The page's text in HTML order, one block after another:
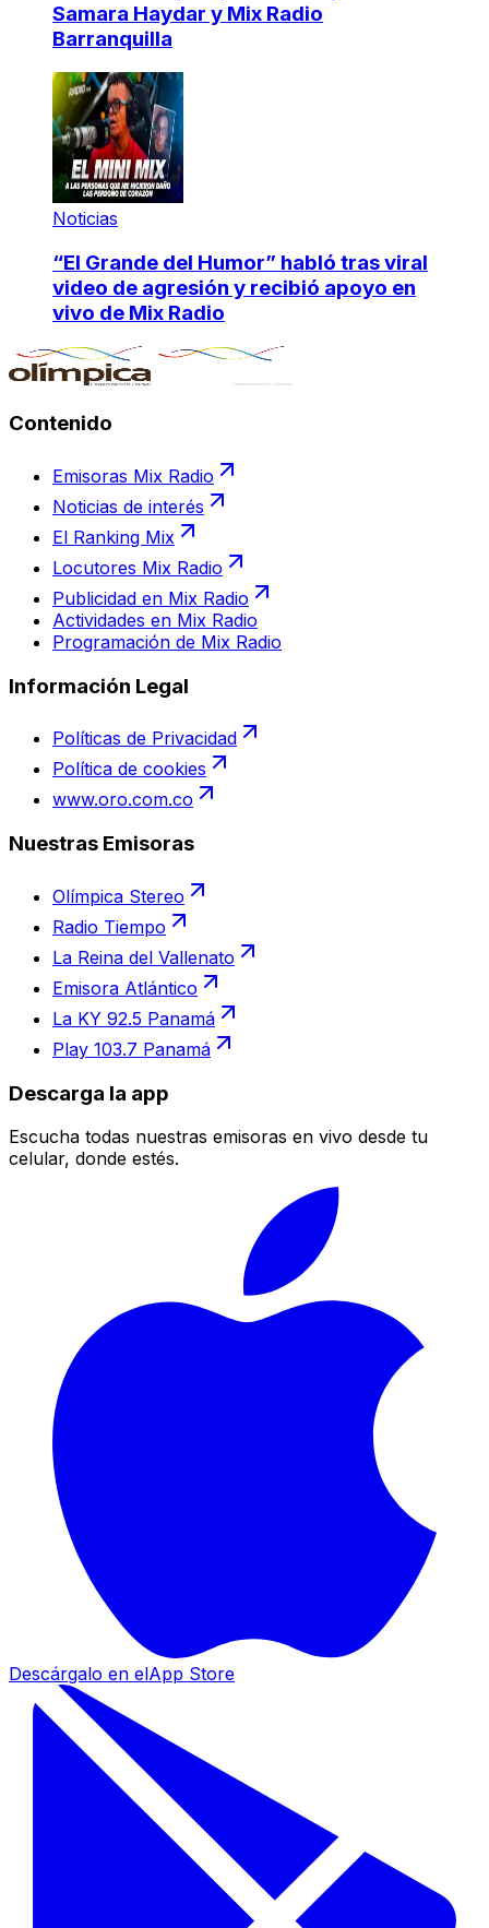
Samara Haydar y Mix Radio
Barranquilla
Noticias
“El Grande del Humor” habló tras viral
video de agresión y recibió apoyo en
vivo de Mix Radio
Contenido
Emisoras Mix Radio
Noticias de interés
El Ranking Mix
Locutores Mix Radio
Publicidad en Mix Radio
Actividades en Mix Radio
Programación de Mix Radio
Información Legal
Políticas de Privacidad
Política de cookies
www.oro.com.co
Nuestras Emisoras
Olímpica Stereo
Radio Tiempo
La Reina del Vallenato
Emisora Atlántico
La KY 92.5 Panamá
Play 103.7 Panamá
Descarga la app
Escucha todas nuestras emisoras en vivo desde tu
celular, donde estés.
Descárgalo en elApp Store